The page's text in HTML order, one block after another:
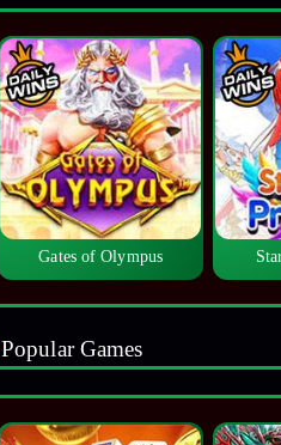
Gates of Olympus
Popular Games